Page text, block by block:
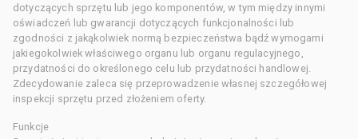
dotyczących sprzętu lub jego komponentów, w tym między innymi
oświadczeń lub gwarancji dotyczących funkcjonalności lub
zgodności z jakąkolwiek normą bezpieczeństwa bądź wymogami
jakiegokolwiek właściwego organu lub organu regulacyjnego,
przydatności do określonego celu lub przydatności handlowej.
Zdecydowanie zaleca się przeprowadzenie własnej szczegółowej
inspekcji sprzętu przed złożeniem oferty.
Funkcje